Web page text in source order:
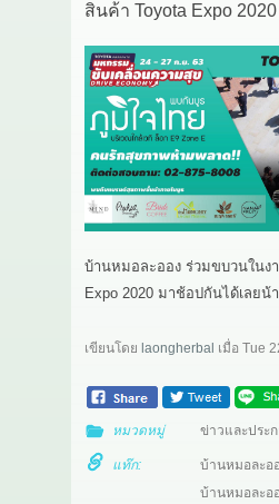
GREEN HOUSE
เกี่ยวกับเรา
ติดต่อเรา
สินค้า Toyota Expo 2020
บ้านหมอละออง ร่วมขบวนในง
Expo 2020 มาช้อปกันได้เลยน้
เขียนโดย laongherbal เมื่อ Tue
หมวดหมู่ ข่าวและประ
แท๊ก: บ้านหมอละอ
บ้านหมอละอ